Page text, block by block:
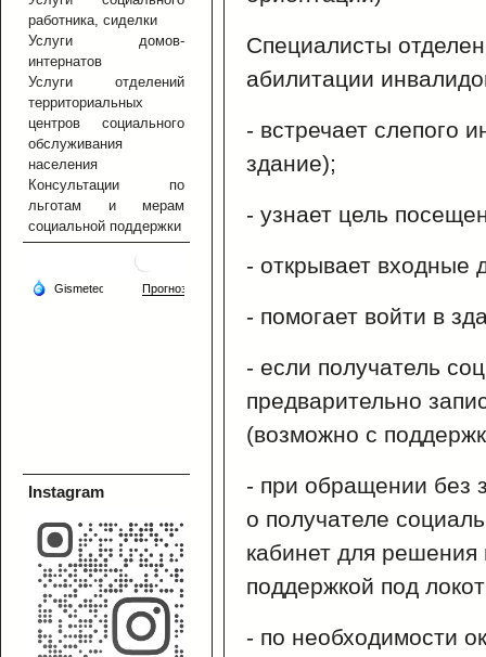
работника, сиделки
Услуги домов-
интернатов
Услуги отделений
территориальных
центров социального
обслуживания
населения
Консультации по
льготам и мерам
социальной поддержки
Instagram
Специалисты
абилитации
- встречает слепого
здание);
- узнает цель
- открывает входные
- помогает войти в
- если получатель
предварительно
(возможно с
- при обращении без
о получателе
кабинет для
поддержкой под
- по необходимости